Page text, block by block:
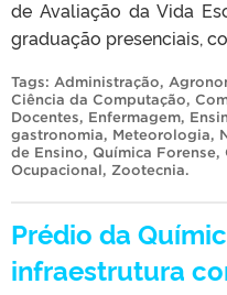
de Avaliação da Vida
graduação presenciais,
Tags: Administração,
Ciência da Computação,
Docentes, Enfermagem,
gastronomia, Meteorologia,
de Ensino, Química Forense,
Ocupacional, Zootecnia.
Prédio da
infraestrutura